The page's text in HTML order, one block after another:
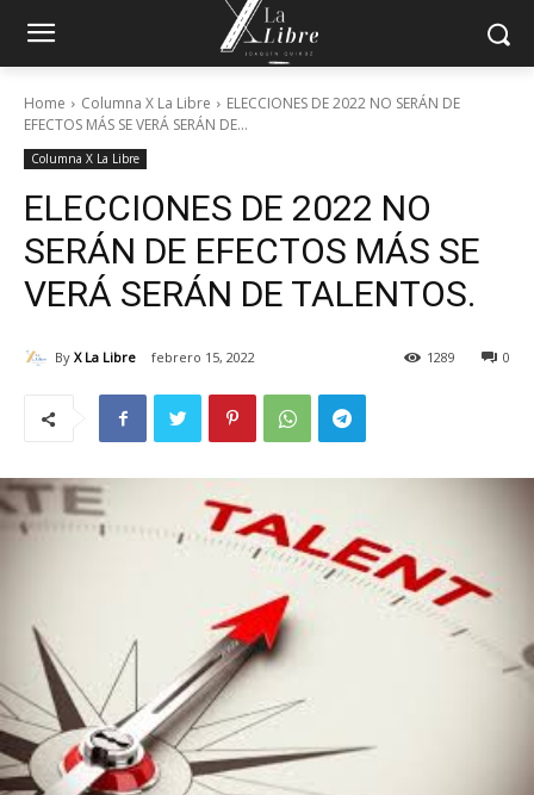
Home Columna X La Libre
ELECCIONES DE 2022 NO SERÁN DE
EFECTOS MÁS SE VERÁ SERÁN DE...
Columna X La Libre
ELECCIONES DE 2022 NO
SERÁN DE EFECTOS MÁS SE
VERÁ SERÁN DE TALENTOS.
By X La Libre febrero 15, 2022 0
1289